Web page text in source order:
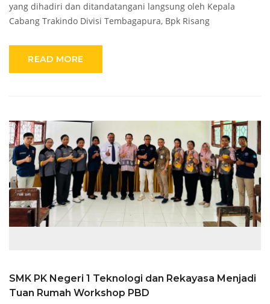
yang dihadiri dan ditandatangani langsung oleh Kepala
Cabang Trakindo Divisi Tembagapura, Bpk Risang
READ MORE
SMK PK Negeri 1 Teknologi dan Rekayasa Menjadi
Tuan Rumah Workshop PBD